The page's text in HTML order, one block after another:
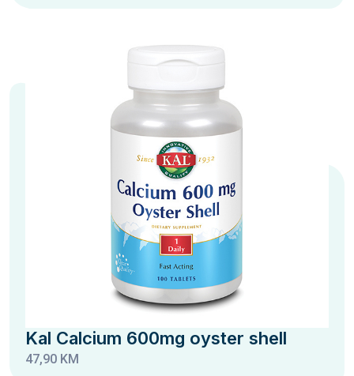
Kal Calcium 600mg oyster shell
47,90 KM